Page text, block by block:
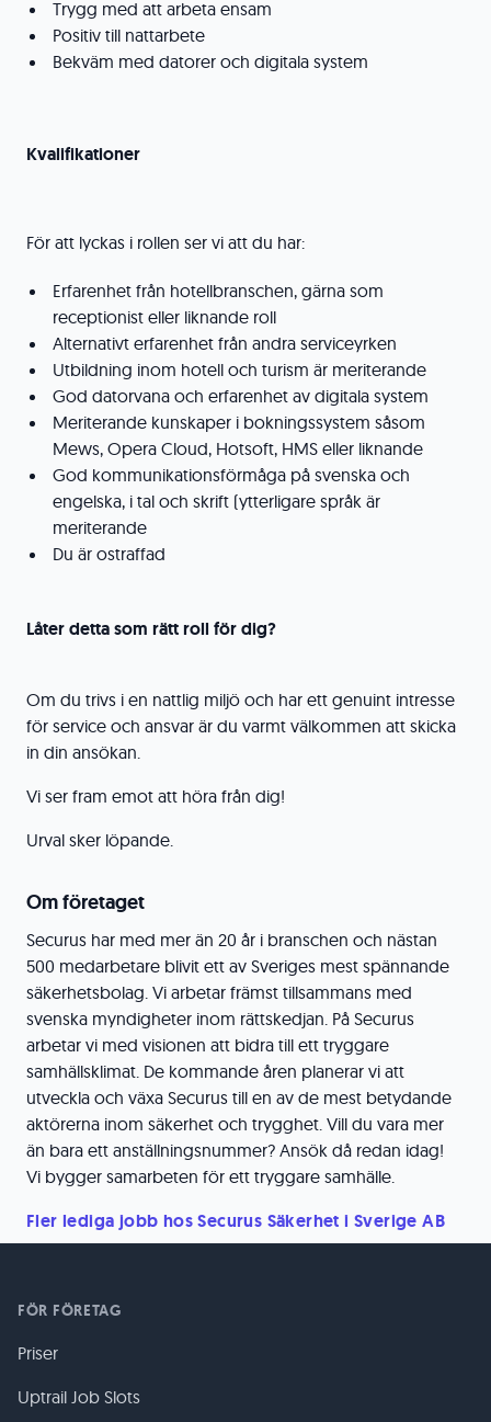
Trygg med att arbeta ensam
Positiv till nattarbete
Bekväm med datorer och digitala system
Kvalifikationer
För att lyckas i rollen ser vi att du har:
Erfarenhet från hotellbranschen, gärna som
receptionist eller liknande roll
Alternativt erfarenhet från andra serviceyrken
Utbildning inom hotell och turism är meriterande
God datorvana och erfarenhet av digitala system
Meriterande kunskaper i bokningssystem såsom
Mews, Opera Cloud, Hotsoft, HMS eller liknande
God kommunikationsförmåga på svenska och
engelska, i tal och skrift (ytterligare språk är
meriterande
Du är ostraffad
Låter detta som rätt roll för dig?
Om du trivs i en nattlig miljö och har ett genuint intresse
för service och ansvar är du varmt välkommen att skicka
in din ansökan.
Vi ser fram emot att höra från dig!
Urval sker löpande.
Om företaget
Securus har med mer än 20 år i branschen och nästan
500 medarbetare blivit ett av Sveriges mest spännande
säkerhetsbolag. Vi arbetar främst tillsammans med
svenska myndigheter inom rättskedjan. På Securus
arbetar vi med visionen att bidra till ett tryggare
samhällsklimat. De kommande åren planerar vi att
utveckla och växa Securus till en av de mest betydande
aktörerna inom säkerhet och trygghet. Vill du vara mer
än bara ett anställningsnummer? Ansök då redan idag!
Vi bygger samarbeten för ett tryggare samhälle.
Fler lediga jobb hos Securus Säkerhet i Sverige AB
FÖR FÖRETAG
Priser
Uptrail Job Slots